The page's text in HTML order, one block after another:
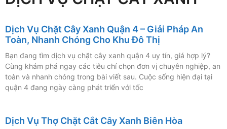
Dịch Vụ Chặt Cây Xanh Quận 4 – Giải Pháp An
Toàn, Nhanh Chóng Cho Khu Đô Thị
Bạn đang tìm dịch vụ chặt cây xanh quận 4 uy tín, giá hợp lý?
Cùng khám phá ngay các tiêu chí chọn đơn vị chuyên nghiệp, an
toàn và nhanh chóng trong bài viết sau. Cuộc sống hiện đại tại
quận 4 đang ngày càng phát triển với tốc
Dịch Vụ Thợ Chặt Cắt Cây Xanh Biên Hòa